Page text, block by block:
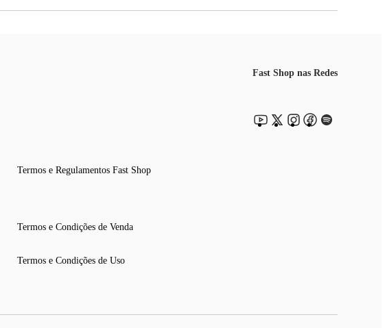
Termos e Regulamentos Fast Shop
Termos e Condições de Venda
Termos e Condições de Uso
Fast Shop nas Redes